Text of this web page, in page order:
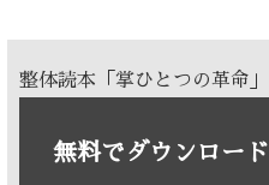
整体読本「掌ひとつの革命」
無料でダウンロード